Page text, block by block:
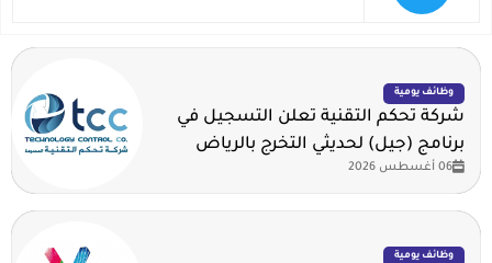
وظائف يومية
شركة تحكم التقنية تعلن التسجيل في
برنامج (جيل) لحديثي التخرج بالرياض
06 أغسطس 2026
وظائف يومية